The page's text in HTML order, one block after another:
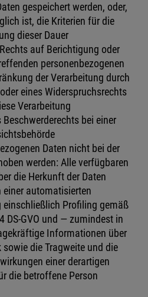
gespeichert werden, oder,
ist, die Kriterien für die
dieser Dauer
auf Berichtigung oder
personenbezogenen
der Verarbeitung durch
eines Widerspruchsrechts
Verarbeitung
Beschwerderechts bei einer
Daten nicht bei der
werden: Alle verfügbaren
die Herkunft der Daten
einer automatisierten
einschließlich Profiling gemäß
DS-GVO und — zumindest in
Informationen über
die Tragweite und die
einer derartigen
die betroffene Person